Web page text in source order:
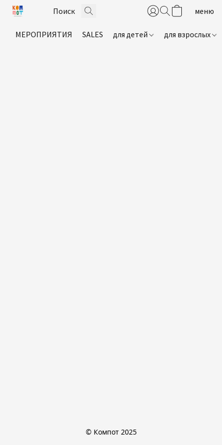
МЕРОПРИЯТИЯ SALES для детей для взрослых
© Компот 2025